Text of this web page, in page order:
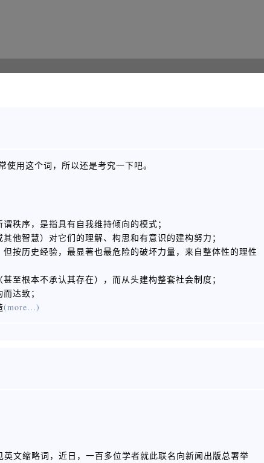
用这个词，所以还是考究一下吧。
秩序，是指具有自我维持倾向的模式；
他智慧）对它们的理解、构思和有意识的建构努力；
按历史经验，最显著也最危险的破坏力量，来自整体性的理性
至根本不承认其存在），而从头建构整套社会制度；
达致；
(more...)
文缩略词，近日，一百多位学者就此联名向新闻出版总署举